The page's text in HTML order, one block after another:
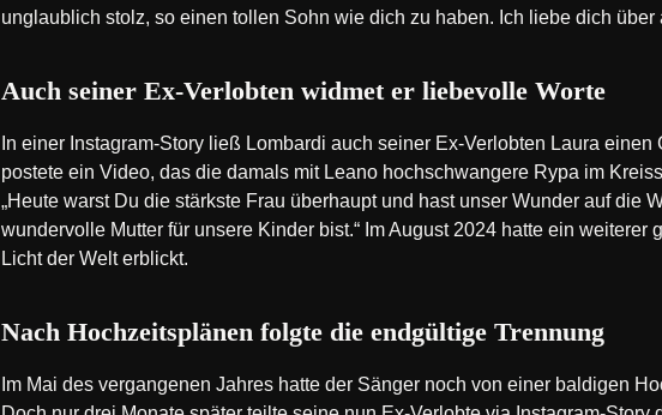
unglaublich stolz, so einen tollen Sohn wie dich zu haben. Ich liebe dich über
Auch seiner Ex-Verlobten widmet er liebevolle Worte
In einer Instagram-Story ließ Lombardi auch seiner Ex-Verlobten Laura
postete ein Video, das die damals mit Leano hochschwangere Rypa im
„Heute warst Du die stärkste Frau überhaupt und hast unser Wunder auf die
wundervolle Mutter für unsere Kinder bist.“ Im August 2024 hatte ein
Licht der Welt erblickt.
Nach Hochzeitsplänen folgte die endgültige Trennung
Im Mai des vergangenen Jahres hatte der Sänger noch von einer baldigen